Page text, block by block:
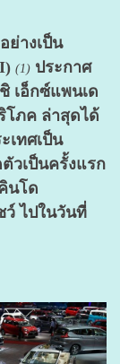
างเป็น
(1) ประกาศ
เอ็กซ์แพนเด
โภค ล่าสุดได้
เทศเป็น
วเป็นครั้งแรก
นโด
ว์ ไปในวันที่